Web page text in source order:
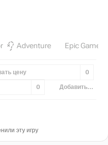
Adventure Epic Games
цену 0
0 Добавить...
эту игру